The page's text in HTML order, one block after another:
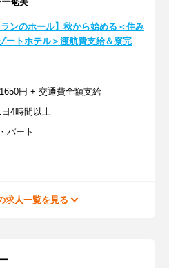
ランのホール】秋から始める＜住み
ートホテル＞渡航費支給＆寮完
円 + 交通費全額支給
4時間以上
パート
求人一覧を見る